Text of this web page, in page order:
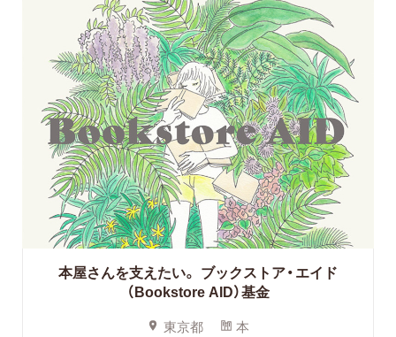
本屋さんを支えたい。 ブックストア・エイド
（Bookstore AID）基金
東京都 本